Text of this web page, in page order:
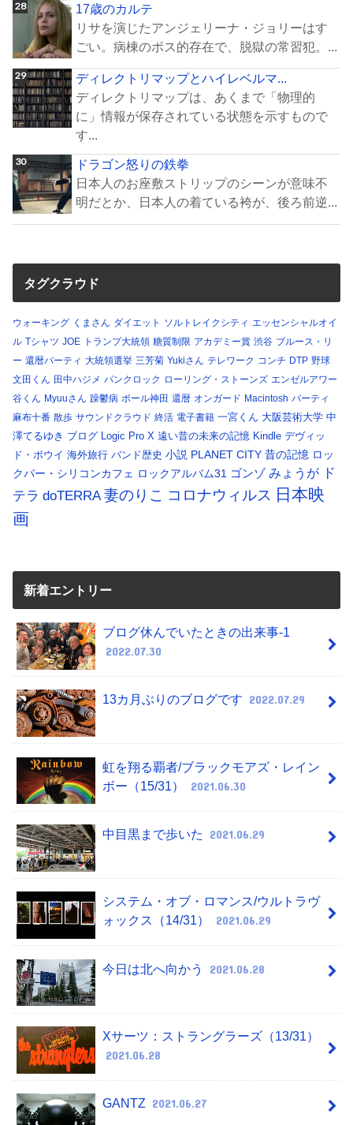
17歳のカルテ
リサを演じたアンジェリーナ・ジョリーはす
ごい。病棟のボス的存在で、脱獄の常習犯。...
ディレクトリマップとハイレベルマ...
ディレクトリマップは、あくまで「物理的
に」情報が保存されている状態を示すもので
す...
ドラゴン怒りの鉄拳
日本人のお座敷ストリップのシーンが意味不
明だとか、日本人の着ている袴が、後ろ前逆...
タグクラウド
ウォーキング くまさん ダイエット ソルトレイクシティ エッセンシャルオイ
ル Tシャツ JOE トランプ大統領 糖質制限 アカデミー賞 渋谷 ブルース・リ
ー 還暦パーティ 大統領選挙 三芳菊 Yukiさん テレワーク コンチ DTP 野球
文田くん 田中ハジメ パンクロック ローリング・ストーンズ エンゼルアワー
谷くん Myuuさん 躁鬱病 ポール神田 還暦 オンガード Macintosh パーティ
麻布十番 散歩 サウンドクラウド 終活 電子書籍 一宮くん 大阪芸術大学 中
澤てるゆき ブログ Logic Pro X 遠い昔の未来の記憶 Kindle デヴィッ
ド・ボウイ 海外旅行 バンド歴史 小説 PLANET CITY 昔の記憶 ロッ
クバー・シリコンカフェ ロックアルバム31 ゴンゾ みょうが
ド
テラ doTERRA 妻のりこ コロナウィルス 日本映
画
新着エントリー
ブログ休んでいたときの出来事-1
2022.07.30
13カ月ぶりのブログです 2022.07.29
虹を翔る覇者/ブラックモアズ・レイン
ボー（15/31）
2021.06.30
中目黒まで歩いた 2021.06.29
システム・オブ・ロマンス/ウルトラヴ
ォックス（14/31）
2021.06.29
今日は北へ向かう 2021.06.28
Xサーツ：ストラングラーズ（13/31）
2021.06.28
GANTZ 2021.06.27